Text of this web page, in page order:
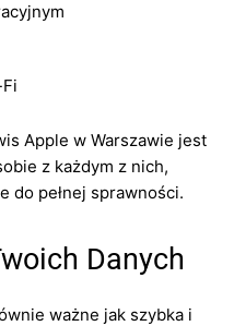
Apple w Warszawie jest
z każdym z nich,
do pełnej sprawności.
Danych
ważne jak szybka i